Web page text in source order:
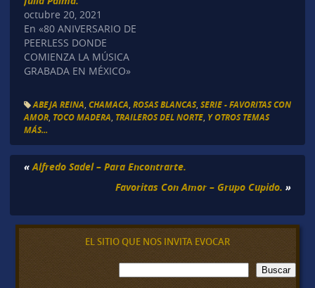
octubre 20, 2021
En «80 ANIVERSARIO DE
PEERLESS DONDE
COMIENZA LA MÚSICA
GRABADA EN MÉXICO»
ABEJA REINA CHAMACA ROSAS BLANCAS, SERIE - FAVORITAS CON
AMOR, TOCO MADERA TRAILEROS DEL NORTE, Y OTROS TEMAS
MÁS...
« Alfredo Sadel – Para Encontrarte.
Favoritas Con Amor – Grupo Cupido. »
EL SITIO QUE NOS INVITA EVOCAR
B
u
Buscar